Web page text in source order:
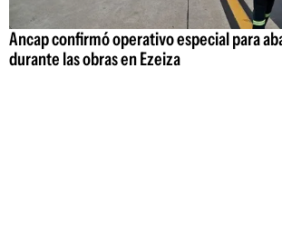
Ancap confirmó operativo especial para
durante las obras en Ezeiza